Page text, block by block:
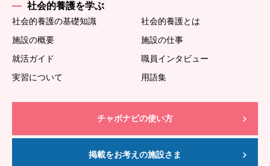
社会的養護を学ぶ
社会的養護の基礎知識
社会的養護とは
施設の概要
施設の仕事
就活ガイド
職員インタビュー
実習について
用語集
チャボナビの使い方
掲載をお考えの施設さま